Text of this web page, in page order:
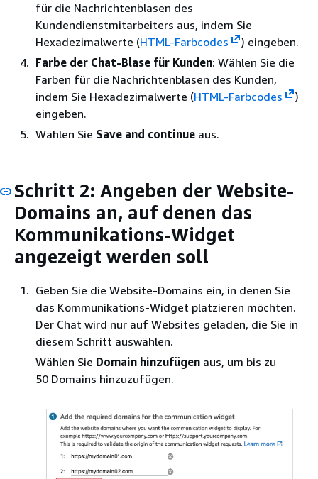
für die Nachrichtenblasen des
Kundendienstmitarbeiters aus, indem Sie
Hexadezimalwerte (HTML-Farbcodes
) eingeben.
Farbe der Chat-Blase für Kunden: Wählen Sie die
Farben für die Nachrichtenblasen des Kunden,
indem Sie Hexadezimalwerte (HTML-Farbcodes
)
eingeben.
Wählen Sie Save and continue aus.
Schritt 2: Angeben der Website-
Domains an, auf denen das
Kommunikations-Widget
angezeigt werden soll
Geben Sie die Website-Domains ein, in denen Sie
das Kommunikations-Widget platzieren möchten.
Der Chat wird nur auf Websites geladen, die Sie in
diesem Schritt auswählen.
Wählen Sie Domain hinzufügen aus, um bis zu
50 Domains hinzuzufügen.